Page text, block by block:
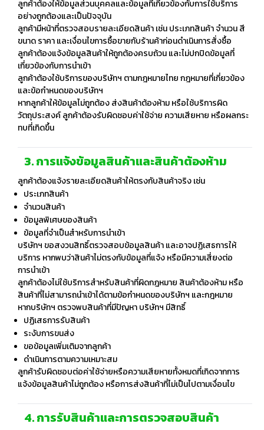
ลูกค้าต้องให้ข้อมูลส่วนบุคคลและข้อมูลที่เกี่ยวข้องกับการใช้บริการ
อย่างถูกต้องและเป็นปัจจุบัน
ลูกค้ามีหน้าที่ตรวจสอบรายละเอียดสินค้า เช่น ประเภทสินค้า จำนวน สี
ขนาด ราคา และเงื่อนไขการซื้อขายกับร้านค้าก่อนดำเนินการสั่งซื้อ
ลูกค้าต้องแจ้งข้อมูลสินค้าให้ถูกต้องครบถ้วน และไม่ปกปิดข้อมูลที่
เกี่ยวข้องกับการนำเข้า
ลูกค้าต้องใช้บริการของบริษัทฯ ตามกฎหมายไทย กฎหมายที่เกี่ยวข้อง
และข้อกำหนดของบริษัทฯ
หากลูกค้าให้ข้อมูลไม่ถูกต้อง ส่งสินค้าต้องห้าม หรือใช้บริการผิด
วัตถุประสงค์ ลูกค้าต้องรับผิดชอบค่าใช้จ่าย ความเสียหาย หรือผลกระ
ทบที่เกิดขึ้น
3. การแจ้งข้อมูลสินค้าและสินค้าต้องห้าม
ลูกค้าต้องแจ้งรายละเอียดสินค้าให้ตรงกับสินค้าจริง เช่น
ประเภทสินค้า
จำนวนสินค้า
ข้อมูลพิเศษของสินค้า
ข้อมูลที่จำเป็นสำหรับการนำเข้า
บริษัทฯ ขอสงวนสิทธิ์ตรวจสอบข้อมูลสินค้า และอาจปฏิเสธการให้
บริการ หากพบว่าสินค้าไม่ตรงกับข้อมูลที่แจ้ง หรือมีความเสี่ยงต่อ
การนำเข้า
ลูกค้าต้องไม่ใช้บริการสำหรับสินค้าที่ผิดกฎหมาย สินค้าต้องห้าม หรือ
สินค้าที่ไม่สามารถนำเข้าได้ตามข้อกำหนดของบริษัทฯ และกฎหมาย
หากบริษัทฯ ตรวจพบสินค้าที่มีปัญหา บริษัทฯ มีสิทธิ์
ปฏิเสธการรับสินค้า
ระงับการขนส่ง
ขอข้อมูลเพิ่มเติมจากลูกค้า
ดำเนินการตามความเหมาะสม
ลูกค้ารับผิดชอบต่อค่าใช้จ่ายหรือความเสียหายทั้งหมดที่เกิดจากการ
แจ้งข้อมูลสินค้าไม่ถูกต้อง หรือการส่งสินค้าที่ไม่เป็นไปตามเงื่อนไข
4. การรับสินค้าและการตรวจสอบสินค้า